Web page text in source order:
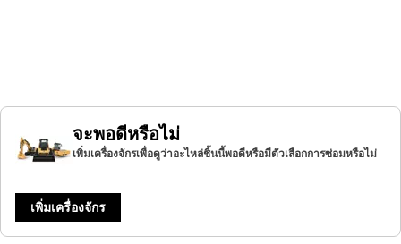
จะพอดีหรือไม่
เพิ่มเครื่องจักรเพื่อดูว่าอะไหล่ชิ้นนี้พอดีหรือมีตัวเลือกการซ่อมหรือไม่
เพิ่มเครื่องจักร